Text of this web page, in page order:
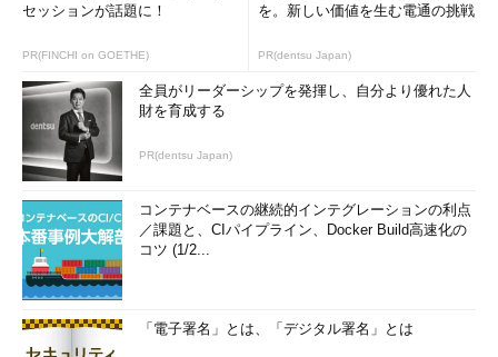
セッションが話題に！
PR(FINCHI on GOETHE)
を。新しい価値を生む電通の挑戦
PR(dentsu Japan)
全員がリーダーシップを発揮し、自分より優れた人
財を育成する
PR(dentsu Japan)
コンテナベースの継続的インテグレーションの利点
／課題と、CIパイプライン、Docker Build高速化の
コツ (1/2...
「電子署名」とは、「デジタル署名」とは